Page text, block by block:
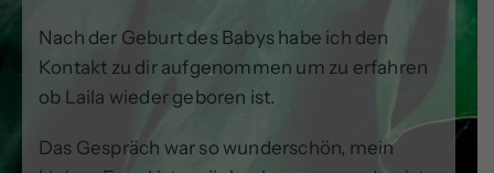
Nach der Geburt des Babys habe ich den
Kontakt zu dir aufgenommen um zu erfahren
ob Laila wieder geboren ist.
Das Gespräch war so wunderschön, mein